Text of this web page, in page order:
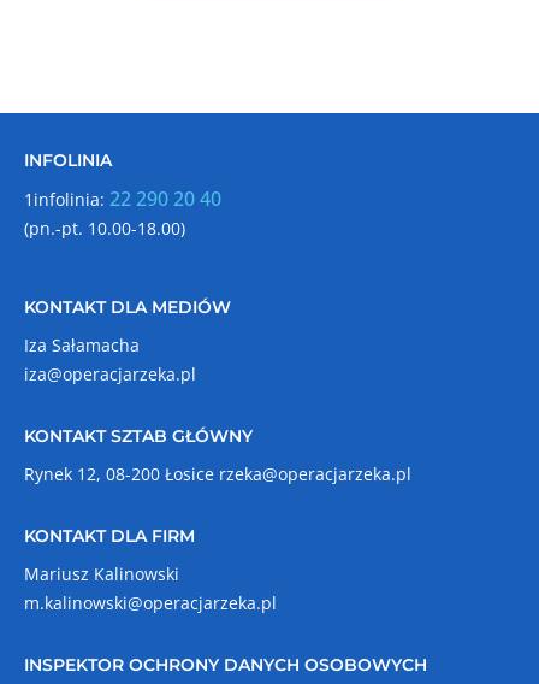
INFOLINIA
1infolinia: 22 290 20 40
(pn.-pt. 10.00-18.00)
KONTAKT DLA MEDIÓW
Iza Sałamacha
iza@operacjarzeka.pl
KONTAKT SZTAB GŁÓWNY
Rynek 12, 08-200 Łosice rzeka@operacjarzeka.pl
KONTAKT DLA FIRM
Mariusz Kalinowski
m.kalinowski@operacjarzeka.pl
INSPEKTOR OCHRONY DANYCH OSOBOWYCH